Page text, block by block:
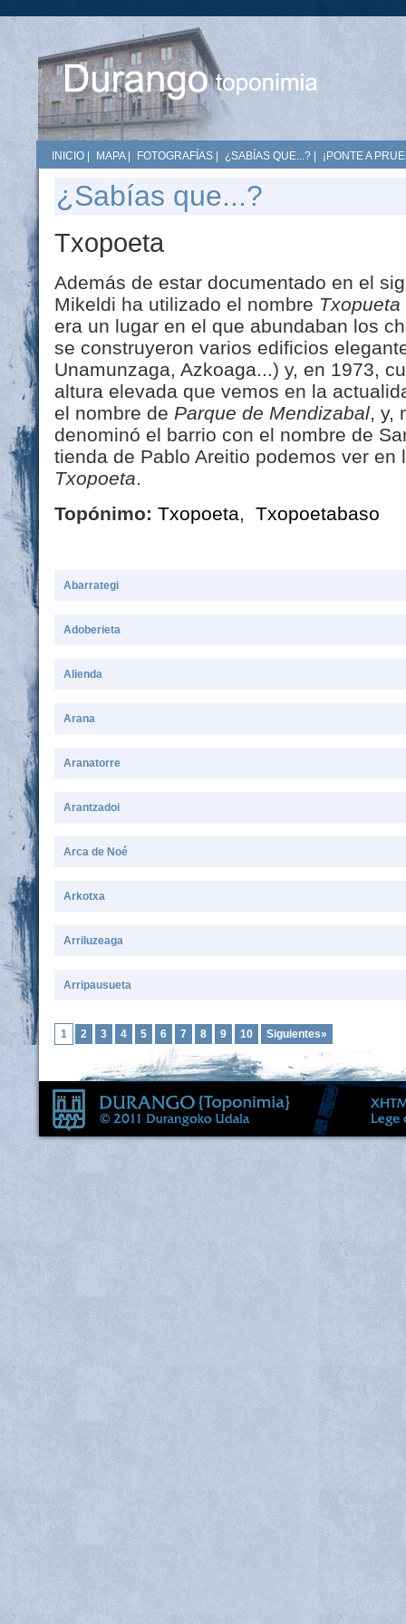
INICIO MAPA| FOTOGRAFÍAS ¿SABÍAS QUE...? ¡PONTE A
¿Sabías que...?
Txopoeta
Además de estar documentado en el
Mikeldi ha utilizado el nombre Txopueta
era un lugar en el que abundaban los
se construyeron varios edificios
Unamunzaga, Azkoaga...) y, en 1973,
altura elevada que vemos en la
el nombre de Parque de Mendizabal, y,
denominó el barrio con el nombre de
tienda de Pablo Areitio podemos ver en
Txopoeta.
Topónimo: Txopoeta, Txopoetabaso
Abarrategi
Adoberieta
Alienda
Arana
Aranatorre
Arantzadoi
Arca de Noé
Arkotxa
Arriluzeaga
Arripausueta
1 2 3 4 5 6 7 8 9 10 Siguientes»